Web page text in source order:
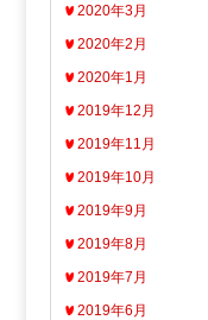
2020年3月
2020年2月
2020年1月
2019年12月
2019年11月
2019年10月
2019年9月
2019年8月
2019年7月
2019年6月